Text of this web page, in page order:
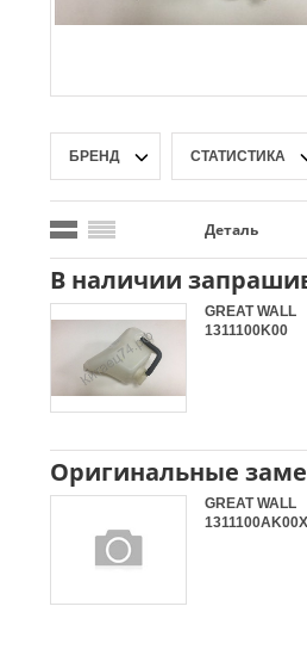
БРЕНД СТАТИСТИКА
Деталь
В наличии
GREAT WALL
1311100K00
Оригинальные
GREAT WALL